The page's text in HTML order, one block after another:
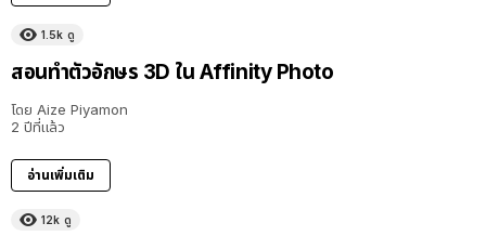
1.5k ดู
สอนทำตัวอักษร 3D ใน Affinity Photo
โดย Aize Piyamon
2 ปีที่แล้ว
อ่านเพิ่มเติม
12k ดู